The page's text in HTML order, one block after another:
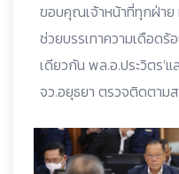
ขอบคุณเจ้าหน้าที่ทุกฝ่าย
ช่วยบรรเทาความเดือดร้
เดียวกัน พล.อ.ประวิตร’
จว.อยุธยา ตรวจติดตา